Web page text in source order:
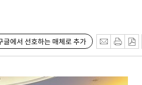
글에서 선호하는 매체로 추가